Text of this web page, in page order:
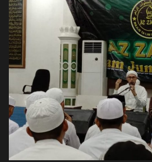
Jadwal
Live Stream